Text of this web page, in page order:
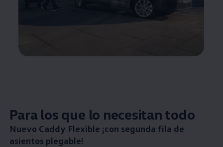
Para los que lo necesitan todo
Nuevo Caddy Flexible ¡con segunda fila de
asientos plegable!